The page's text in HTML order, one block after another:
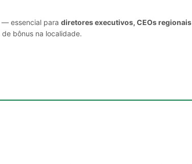
— essencial para diretores executivos, CEOs regionais
bônus na localidade.